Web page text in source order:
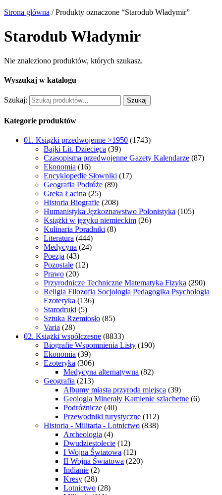
Strona główna / Produkty oznaczone “Starodub Władymir”
Starodub Władymir
Nie znaleziono produktów, których szukasz.
Wyszukaj w katalogu
Szukaj: Szukaj
Kategorie produktów
01. Książki przedwojenne >1950 (1743)
Bajki Lit. Dziecięca (39)
Czasopisma przedwojenne Gazety Kalendarze (87)
Ekonomia (16)
Encyklopedie Słowniki (17)
Geografia Podróże (89)
Greka Łacina (25)
Historia Biografie (208)
Humanistyka Jęzkoznawstwo Polonistyka (105)
Książki w języku niemieckim (26)
Kulinaria Poradniki (8)
Literatura (444)
Medycyna (24)
Poezja (43)
Pozostałe (12)
Prawo (20)
Przyrodnicze Techniczne Matematyka Fizyka (290)
Religia Filozofia Socjologia Pedagogika Psychologia
Ezoteryka (136)
Starodruki (5)
Sztuka Rzemiosło (85)
Varia (28)
02. Książki współczesne (8833)
Biografie Wspomnienia Listy (190)
Ekonomia (39)
Ezoteryka (306)
Medycyna alternatywna (82)
Geografia (213)
Albumy miasta przyroda miejsca (39)
Geologia Minerały Kamienie szlachetne (6)
Podróżnicze (40)
Przewodniki turystyczne (112)
Historia - Militaria - Lotnictwo (838)
Archeologia (4)
Dwudziestolecie (12)
I Wojna Światowa (12)
II Wojna Światowa (220)
Indianie (2)
Kresy (28)
Lotnictwo (28)